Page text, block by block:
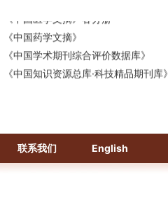
《中国药学文摘》
《中国学术期刊综合评价数据库》
《中国知识资源总库·科技精品期刊库》
联系我们 English